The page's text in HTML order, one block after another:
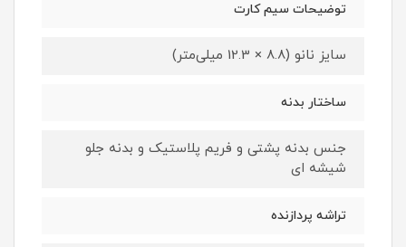
توضیحات سیم کارت
سایز نانو (8.8 × 12.3 میلی‌متر)
ساختار بدنه
جنس بدنه پشتی و فریم پلاستیک و بدنه جلو
شیشه ای
تراشه پردازنده